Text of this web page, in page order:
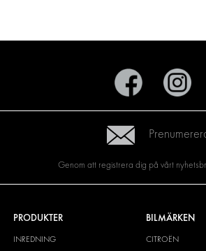
Genom att registrera dig på vårt
PRODUKTER
INREDNING
BILMÄRKEN
CITROËN